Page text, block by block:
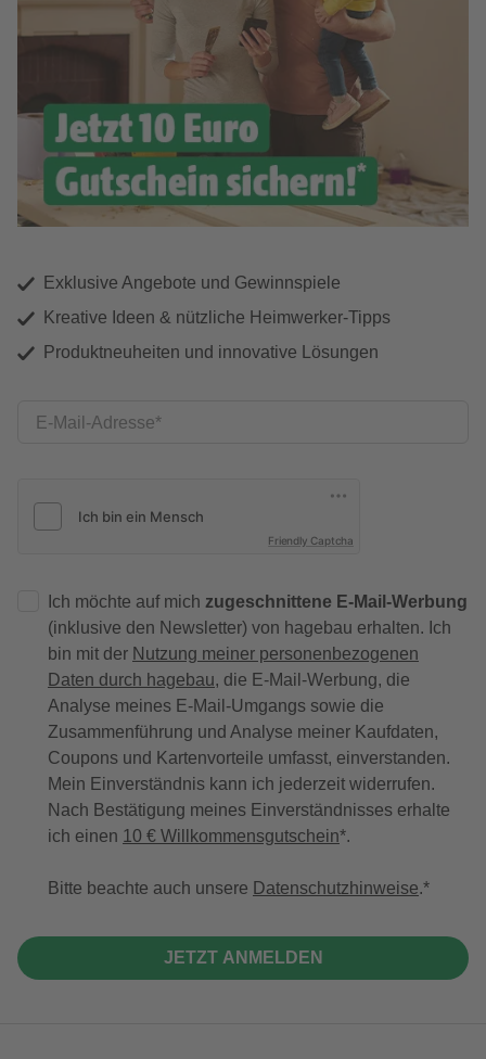
Exklusive Angebote und Gewinnspiele
Kreative Ideen & nützliche Heimwerker-Tipps
Produktneuheiten und innovative Lösungen
E-Mail-Adresse
Friendly Captcha
Ich möchte auf mich zugeschnittene E-Mail-Werbung
(inklusive den Newsletter) von hagebau erhalten. Ich
bin mit der Nutzung meiner personenbezogenen
Daten durch hagebau, die E-Mail-Werbung, die
Analyse meines E-Mail-Umgangs sowie die
Zusammenführung und Analyse meiner Kaufdaten,
Coupons und Kartenvorteile umfasst, einverstanden.
Mein Einverständnis kann ich jederzeit widerrufen.
Nach Bestätigung meines Einverständnisses erhalte
ich einen 10 € Willkommensgutschein*.
Bitte beachte auch unsere Datenschutzhinweise.
JETZT ANMELDEN